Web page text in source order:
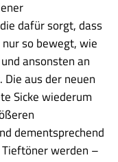
dafür sorgt, dass
so bewegt, wie
ansonsten an
aus der neuen
Sicke wiederum
dementsprechend
Tieftöner werden –